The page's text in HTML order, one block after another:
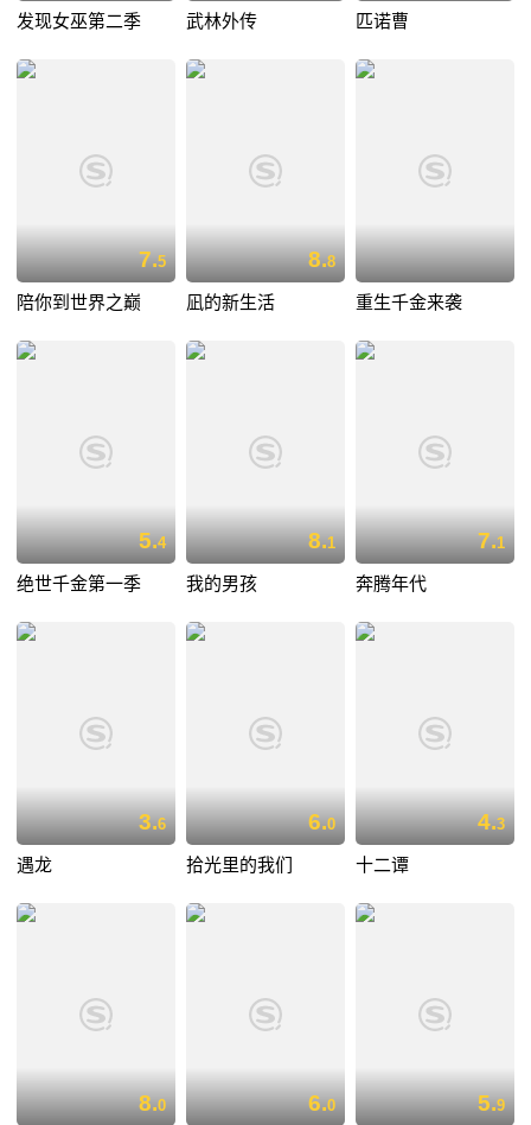
发现女巫第二季 武林外传 匹诺曹
7.5
陪你到世界之巅
8.8
凪的新生活 重生千金来袭
5.4
绝世千金第一季
8.1
我的男孩
7.1
奔腾年代
3.6
遇龙
6.0
拾光里的我们
4.3
十二谭
8.0 6.0 5.9